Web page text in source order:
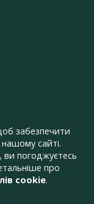
забезпечити
сайті.
погоджуєтесь
про
cookie.